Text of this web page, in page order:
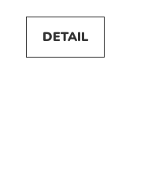
DETAIL